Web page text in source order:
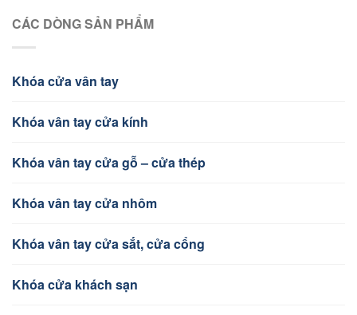
CÁC DÒNG SẢN PHẨM
Khóa cửa vân tay
Khóa vân tay cửa kính
Khóa vân tay cửa gỗ – cửa thép
Khóa vân tay cửa nhôm
Khóa vân tay cửa sắt, cửa cổng
Khóa cửa khách sạn